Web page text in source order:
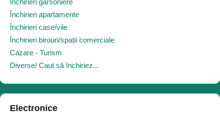
Închirieri apartamente
Închirieri case/vile
Închirieri birouri/spații comerciale
Cazare - Turism
Diverse/ Caut să închiriez...
Electronice